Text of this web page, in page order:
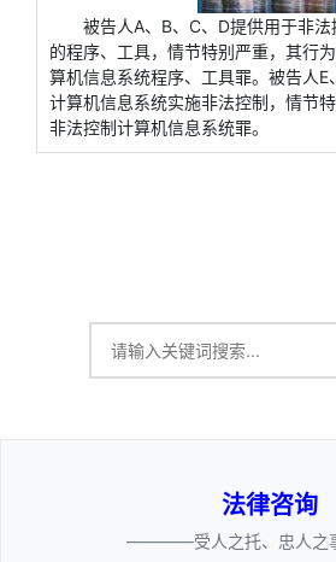
被告人A、B、C、D提供用于非
的程序、工具，情节特别严重，其行
算机信息系统程序、工具罪。被告人E
计算机信息系统实施非法控制，情节
非法控制计算机信息系统罪。
法律咨询
————受人之托、忠人